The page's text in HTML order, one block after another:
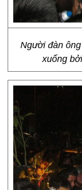
Người đàn
xuống